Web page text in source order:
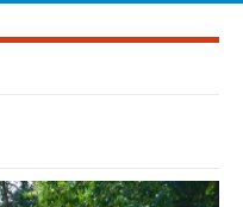
≡
de Salta.